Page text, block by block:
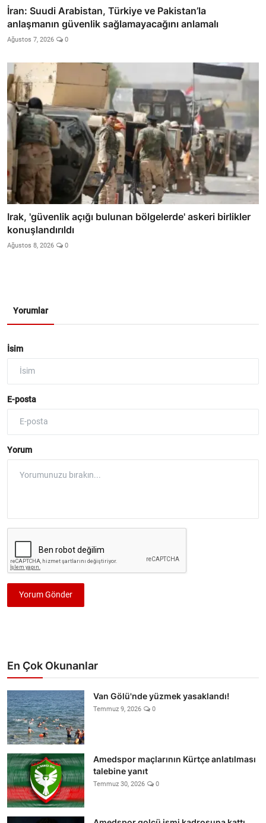
İran: Suudi Arabistan, Türkiye ve Pakistan’la
anlaşmanın güvenlik sağlamayacağını anlamalı
Ağustos 7, 2026 0
Irak, 'güvenlik açığı bulunan bölgelerde' askeri birlikler
konuşlandırıldı
Ağustos 8, 2026 0
Yorumlar
İsim
E-posta
Yorum
Yorum Gönder
En Çok Okunanlar
Van Gölü'nde yüzmek yasaklandı!
Temmuz 9, 2026 0
Amedspor maçlarının Kürtçe anlatılması
talebine yanıt
Temmuz 30, 2026 0